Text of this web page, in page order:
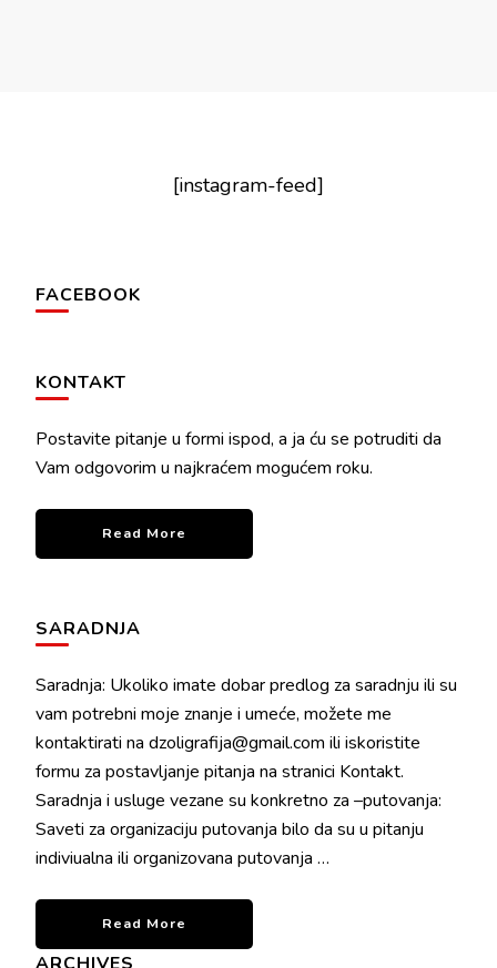
[instagram-feed]
FACEBOOK
KONTAKT
Postavite pitanje u formi ispod, a ja ću se potruditi da
Vam odgovorim u najkraćem mogućem roku.
Read More
SARADNJA
Saradnja: Ukoliko imate dobar predlog za saradnju ili su
vam potrebni moje znanje i umeće, možete me
kontaktirati na dzoligrafija@gmail.com ili iskoristite
formu za postavljanje pitanja na stranici Kontakt.
Saradnja i usluge vezane su konkretno za –putovanja:
Saveti za organizaciju putovanja bilo da su u pitanju
indiviualna ili organizovana putovanja …
Read More